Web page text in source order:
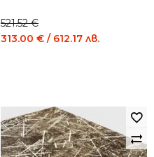
521.52€
Original
1,020.00
лв..
313.00 € / 612.17 лв.
612.17
лв..